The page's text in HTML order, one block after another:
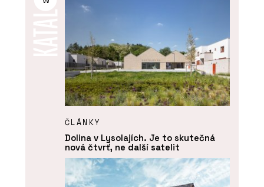
ČLÁNKY
Dolina v Lysolajích. Je to skutečná
nová čtvrť, ne další satelit